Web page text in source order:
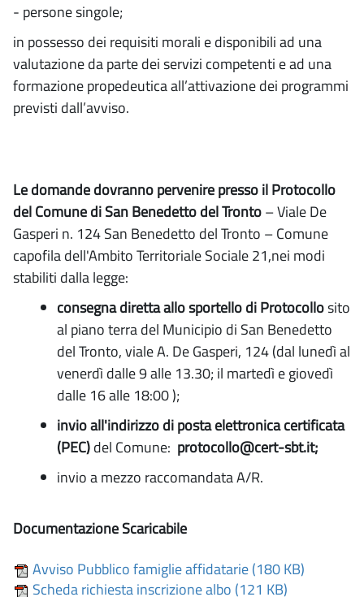
- persone singole;
in possesso dei requisiti morali e disponibili ad una
valutazione da parte dei servizi competenti e ad una
formazione propedeutica all’attivazione dei programmi
previsti dall’avviso.
Le domande dovranno pervenirepresso il Protocollo
del Comune di San Benedetto del Tronto– Viale De
Gasperi n. 124 San Benedetto del Tronto – Comune
capofila dell'Ambito Territoriale Sociale 21,nei modi
stabiliti dalla legge:
consegna diretta allo sportello di Protocollosito
al piano terra del Municipio di San Benedetto
del Tronto, viale A. De Gasperi, 124 (dal lunedì al
venerdì dalle 9 alle 13.30; il martedì e giovedì
dalle 16 alle 18:00 );
invio all'indirizzo di posta elettronica certificata
(PEC)del Comune: protocollo@cert-sbt.it;
invio a mezzo raccomandata A/R.
Documentazione Scaricabile
Avviso Pubblico famiglie affidatarie (180 KB)
Scheda richiesta inscrizione albo (121 KB)